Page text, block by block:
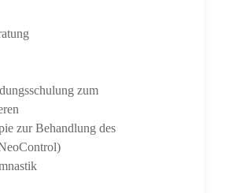
zum
zur Behandlung des